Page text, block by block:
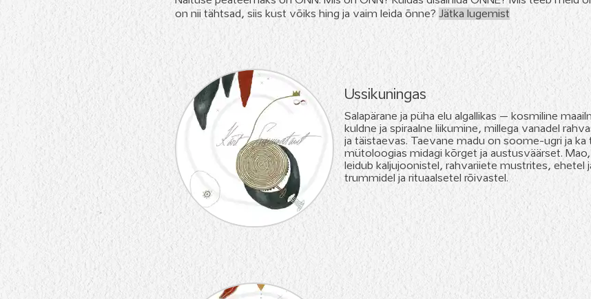
on nii tähtsad, siis kust võiks hing ja vaim leida õnne? Jätka lugemist
Ussikuningas
Salapärane ja püha elu algallikas – kosmiline
kuldne ja spiraalne liikumine, millega vanadel
ja täistaevas. Taevane madu on soome-ugri ja
mütoloogias midagi kõrget ja austusväärset. Mao,
leidub kaljujoonistel, rahvariiete mustrites, ehetel
trummidel ja rituaalsetel rõivastel.